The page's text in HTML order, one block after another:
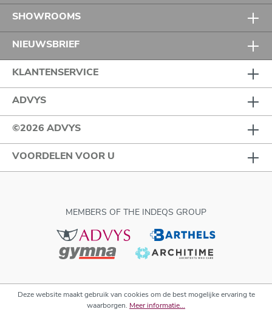
SHOWROOMS
NIEUWSBRIEF
KLANTENSERVICE
ADVYS
©2026 ADVYS
VOORDELEN VOOR U
MEMBERS OF THE INDEQS GROUP
Deze website maakt gebruik van cookies om de best mogelijke ervaring te
waarborgen. Meer informatie...